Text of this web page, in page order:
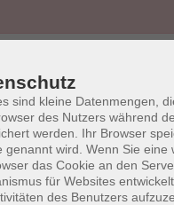
AGB
sind kleine Datenmengen,
des Nutzers während
werden. Ihr Browser
genannt wird. Wenn Sie
das Cookie an den
für Websites
des Benutzers